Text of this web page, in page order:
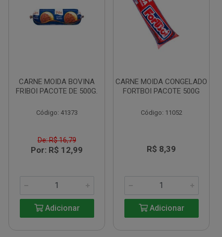
CARNE MOIDA BOVINA
FRIBOI PACOTE DE 500G.
Código: 41373
De: R$ 16,79
Por: R$ 12,99
Adicionar
CARNE MOIDA CONGELADO
FORTBOI PACOTE 500G
Código: 11052
R$ 8,39
Adicionar